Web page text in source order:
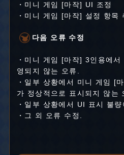
・미니 게임 [마작] UI 조정
・미니 게임 [마작] 설정 항목
다음 오류 수정
・미니 게임 [마작] 3인용에
영되지 않는 오류.
・일부 상황에서 미니 게임 [
가 정상적으로 표시되지 않는
・일부 상황에서 UI 표시 불량
・그 외 오류 수정.